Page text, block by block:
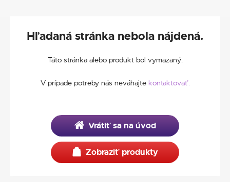
Hľadaná stránka nebola nájdená.
Táto stránka alebo produkt bol vymazaný.
V prípade potreby nás neváhajte kontaktovať.
Vrátiť sa na úvod
Zobraziť produkty